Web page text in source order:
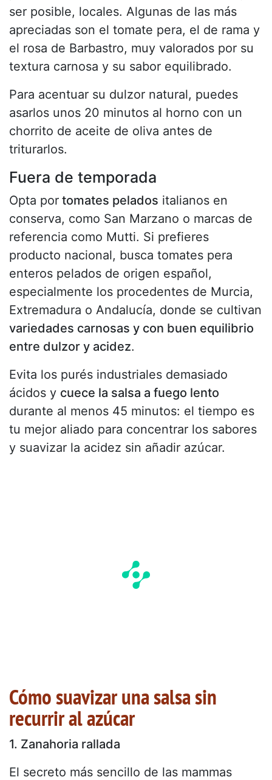
ser posible, locales. Algunas de las más
apreciadas son el tomate pera, el de rama y
el rosa de Barbastro, muy valorados por su
textura carnosa y su sabor equilibrado.
Para acentuar su dulzor natural, puedes
asarlos unos 20 minutos al horno con un
chorrito de aceite de oliva antes de
triturarlos.
Fuera de temporada
Opta por tomates pelados italianos en
conserva, como San Marzano o marcas de
referencia como Mutti. Si prefieres
producto nacional, busca tomates pera
enteros pelados de origen español,
especialmente los procedentes de Murcia,
Extremadura o Andalucía, donde se cultivan
variedades carnosas y con buen equilibrio
entre dulzor y acidez.
Evita los purés industriales demasiado
ácidos y cuece la salsa a fuego lento
durante al menos 45 minutos: el tiempo es
tu mejor aliado para concentrar los sabores
y suavizar la acidez sin añadir azúcar.
Cómo suavizar una salsa sin
recurrir al azúcar
1. Zanahoria rallada
El secreto más sencillo de las mammas